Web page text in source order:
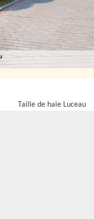
Taille de haie Luceau